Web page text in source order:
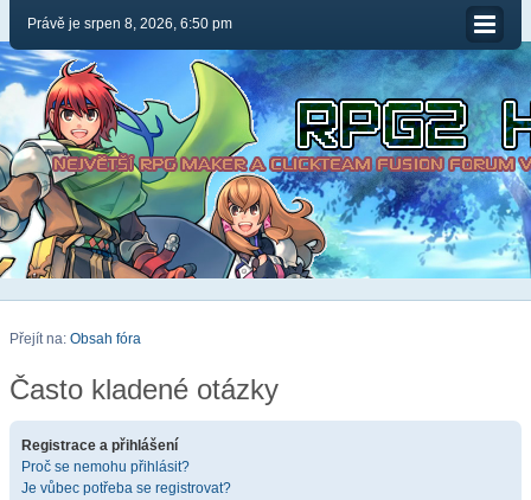
Právě je srpen 8, 2026, 6:50 pm
Přejít na: Obsah fóra
Často kladené otázky
Registrace a přihlášení
Proč se nemohu přihlásit?
Je vůbec potřeba se registrovat?